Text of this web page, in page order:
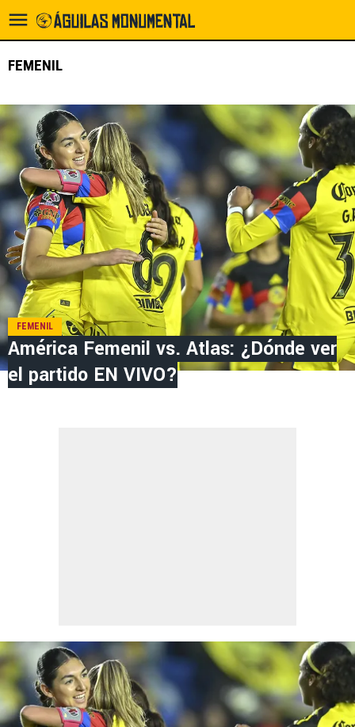
FEMENIL
FEMENIL
América Femenil vs. Atlas: ¿Dónde ver
el partido EN VIVO?